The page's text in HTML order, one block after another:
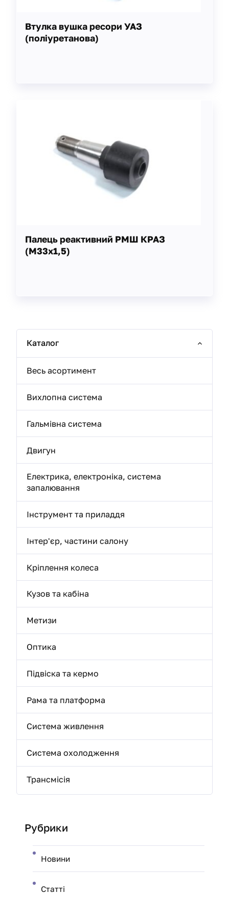
Втулка вушка ресори УАЗ
(поліуретанова)
Палець реактивний РМШ КРАЗ
(М33х1,5)
Каталог
Весь асортимент
Вихлопна система
Гальмівна система
Двигун
Електрика, електроніка, система
запалювання
Інструмент та приладдя
Інтер'єр, частини салону
Кріплення колеса
Кузов та кабіна
Метизи
Оптика
Підвіска та кермо
Рама та платформа
Система живлення
Система охолодження
Трансмісія
Рубрики
Новини
Статті